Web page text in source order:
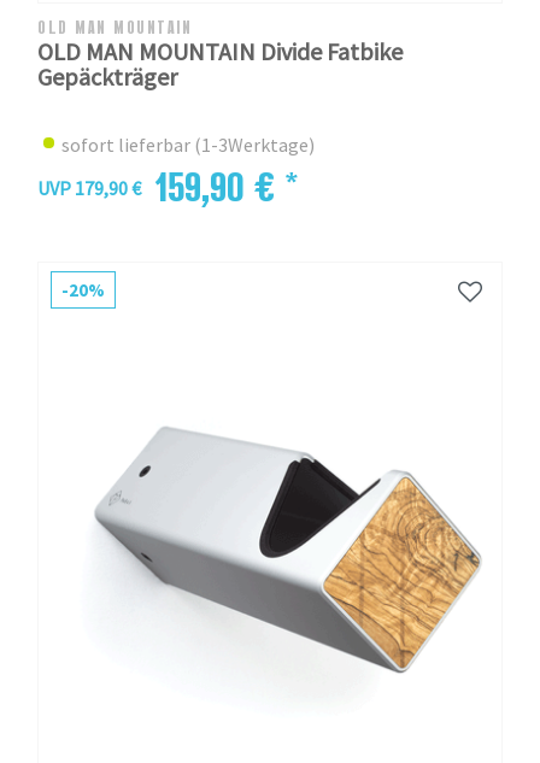
OLD MAN MOUNTAIN
OLD MAN MOUNTAIN Divide Fatbike
Gepäckträger
sofort lieferbar (1-3Werktage)
UVP 179,90 € 159,90 € *
-20%